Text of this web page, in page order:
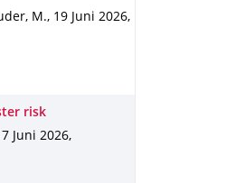
M., 19 Juni 2026,
risk
Juni 2026,